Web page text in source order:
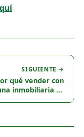
SIGUIENTE →
qué vender con
inmobiliaria es